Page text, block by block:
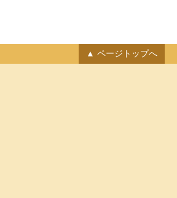
ページトップへ